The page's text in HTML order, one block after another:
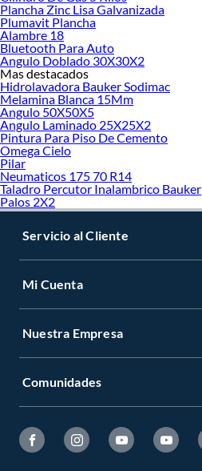
Plancha Zinc Lisa Galvanizada
Plumavit Plancha
Alambre 18
Bluetooth Para Auto
Angulo Doblado 30X30X2
Mas destacados
Hidrolavadora Bauker Sodimac
Melamina Blanca 15Mm
Angulo 50X50X5
Angulo Laminado 25X25X2
Pintura Para Piso De Cemento
Omega Cielo
Pilar
Neumaticos 175 70 R14
Taladro Percutor Inalambrico Bauker
Palos 2X2
Servicio al Cliente
Mi Cuenta
Nuestra Empresa
Comunidades